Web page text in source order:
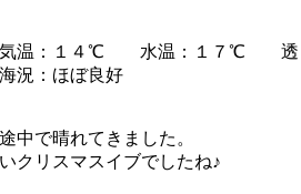
気温：１４℃ 水温：１７℃ 透
況：ほぼ良好
中で晴れてきました。
クリスマスイブでしたね♪